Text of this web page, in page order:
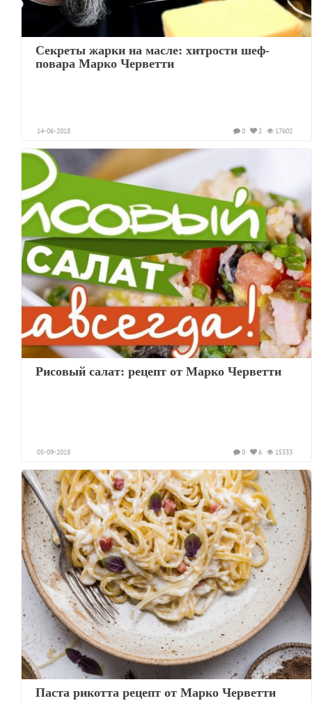
Секреты жарки на масле: хитрости шеф-
повара Марко Черветти
14-06-2018 17602
2
0
Рисовый салат: рецепт от Марко Черветти
05-09-2018 15333
6
0
Паста рикотта рецепт от Марко Черветти